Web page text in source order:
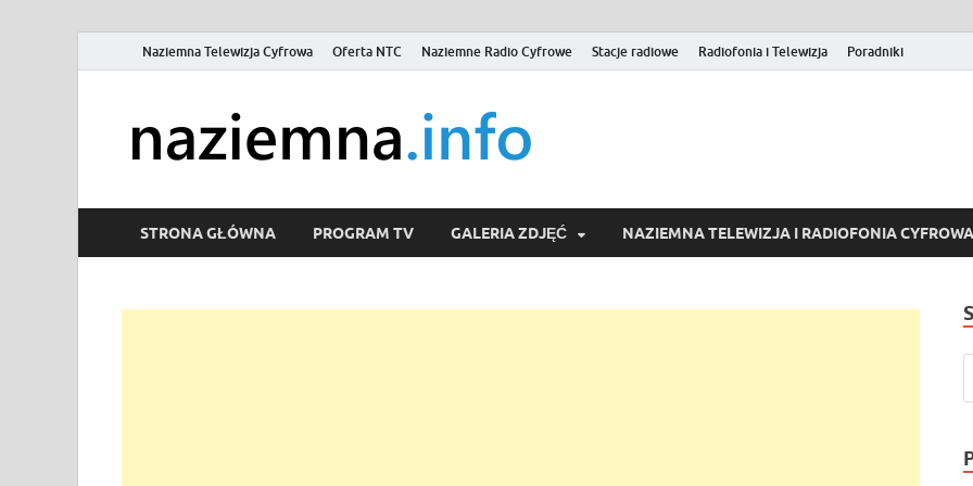
Naziemna Telewizja Cyfrowa Oferta NTC Naziemne Radio Cyfrowe Stacje radiowe Radiofonia i Telewizja Poradniki
Wideo online, VOD
STRONA GŁÓWNA PROGRAM TV GALERIA ZDJĘĆ NAZIEMNA TELEWIZJA I RADIOFONIA CYFROWA